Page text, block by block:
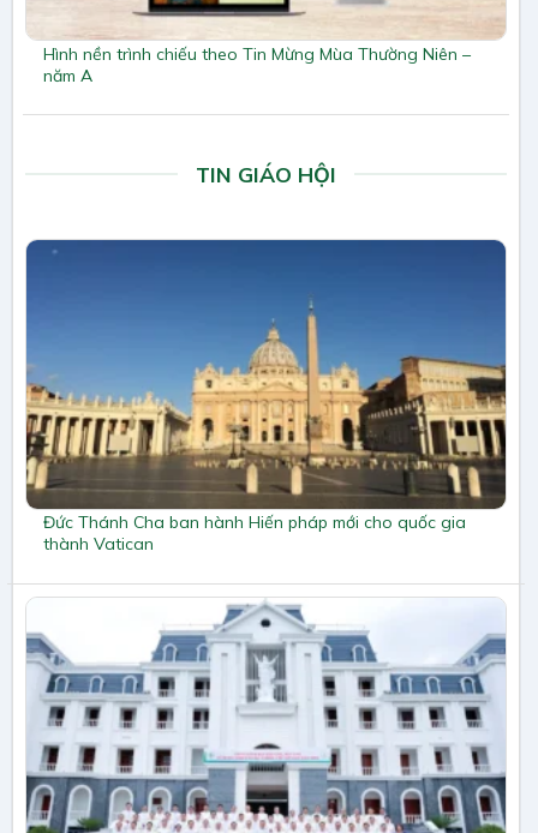
Hình nền trình chiếu theo Tin Mừng Mùa Thường Niên –
năm A
TIN GIÁO HỘI
Đức Thánh Cha ban hành Hiến pháp mới cho quốc gia
thành Vatican